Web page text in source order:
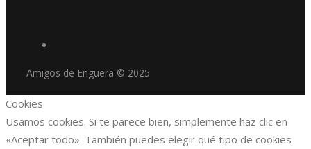
Amigos de Enguera © 2025
Cookies
Usamos cookies. Si te parece bien, simplemente haz clic en
«Aceptar todo». También puedes elegir qué tipo de cookies